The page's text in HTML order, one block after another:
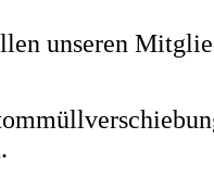
unseren